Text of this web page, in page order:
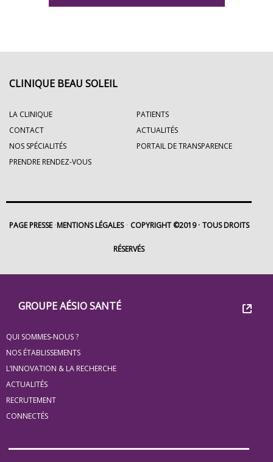
Groupe
Eovi
pour
les
minis
site
GROUPE AÉSIO SANTÉ
QUI SOMMES-NOUS ?
NOS ÉTABLISSEMENTS
L’INNOVATION & LA RECHERCHE
ACTUALITÉS
RECRUTEMENT
CONNECTÉS
CLINIQUE BEAU SOLEIL
LA CLINIQUE
PATIENTS
CONTACT
ACTUALITÉS
NOS SPÉCIALITÉS
PORTAIL DE TRANSPARENCE
PRENDRE RENDEZ-VOUS
PAGE PRESSE MENTIONS LÉGALES COPYRIGHT ©2019 TOUS DROITS
RÉSERVÉS